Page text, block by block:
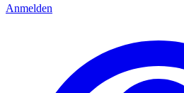
Anmelden